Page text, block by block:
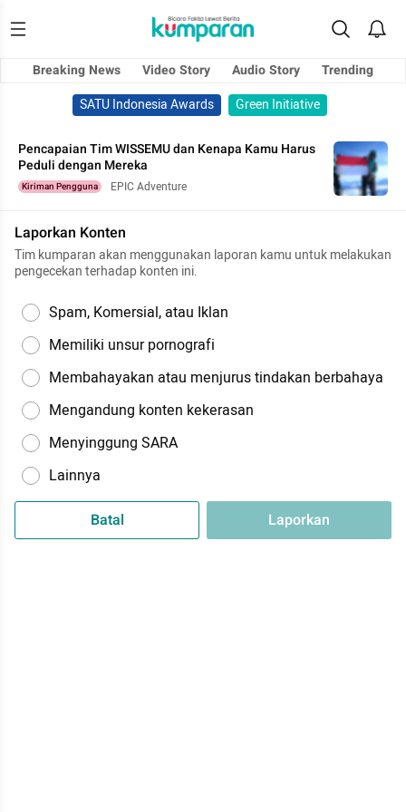
Breaking News Video Story Audio Story
Trending
SATU Indonesia Awards
Green Initiative
Pencapaian Tim WISSEMU dan Kenapa Kamu Harus
Peduli dengan Mereka
Kiriman Pengguna EPIC Adventure
Laporkan Konten
Tim kumparan akan menggunakan laporan kamu untuk melakukan
pengecekan terhadap konten ini.
Spam, Komersial, atau Iklan
Memiliki unsur pornografi
Membahayakan atau menjurus tindakan berbahaya
Mengandung konten kekerasan
Menyinggung SARA
Lainnya
Batal Laporkan